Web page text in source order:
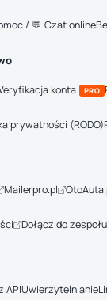
/ 💬 Czat online
konta PRO
prywatności (RODO)
Mailerpro.pl
Dołącz do zespołu
APIUwierzytelnianie